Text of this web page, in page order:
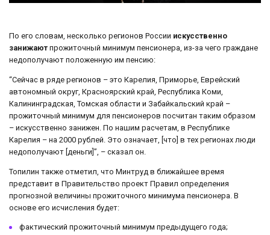
По его словам, несколько регионов России искусственно
занижают прожиточный минимум пенсионера, из-за чего граждане
недополучают положенную им пенсию:
“Сейчас в ряде регионов – это Карелия, Приморье, Еврейский
автономный округ, Красноярский край, Республика Коми,
Калининградская, Томская области и Забайкальский край –
прожиточный минимум для пенсионеров посчитан таким образом
– искусственно занижен. По нашим расчетам, в Республике
Карелия – на 2000 рублей. Это означает, [что] в тех регионах люди
недополучают [деньги]”, – сказал он.
Топилин также отметил, что Минтруд в ближайшее время
представит в Правительство проект Правил определения
прогнозной величины прожиточного минимума пенсионера. В
основе его исчисления будет:
фактический прожиточный минимум предыдущего года;